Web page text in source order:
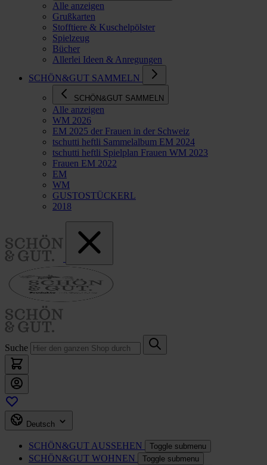
Alle anzeigen
Grußkarten
Stofftiere & Kuschelpölster
Spielzeug
Bücher
Allerlei Ideen & Anregungen
SCHÖN&GUT SAMMELN
SCHÖN&GUT SAMMELN
Alle anzeigen
WM 2026
EM 2025 der Frauen in der Schweiz
tschutti heftli Sammelalbum EM 2024
tschutti heftli Spielplan Frauen WM 2023
Frauen EM 2022
EM
WM
GUSTOSTÜCKERL
2018
Suche
Deutsch
SCHÖN&GUT AUSSEHEN Toggle submenu
SCHÖN&GUT WOHNEN Toggle submenu